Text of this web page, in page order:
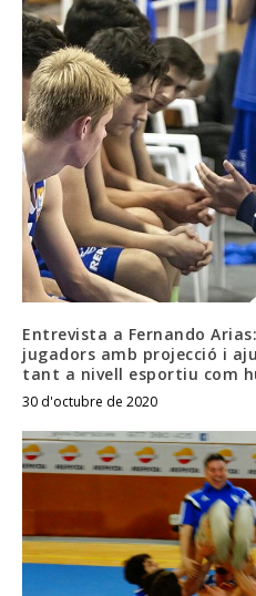
Entrevista a Fernando
jugadors amb projecció i
tant a nivell esportiu com
30 d'octubre de 2020